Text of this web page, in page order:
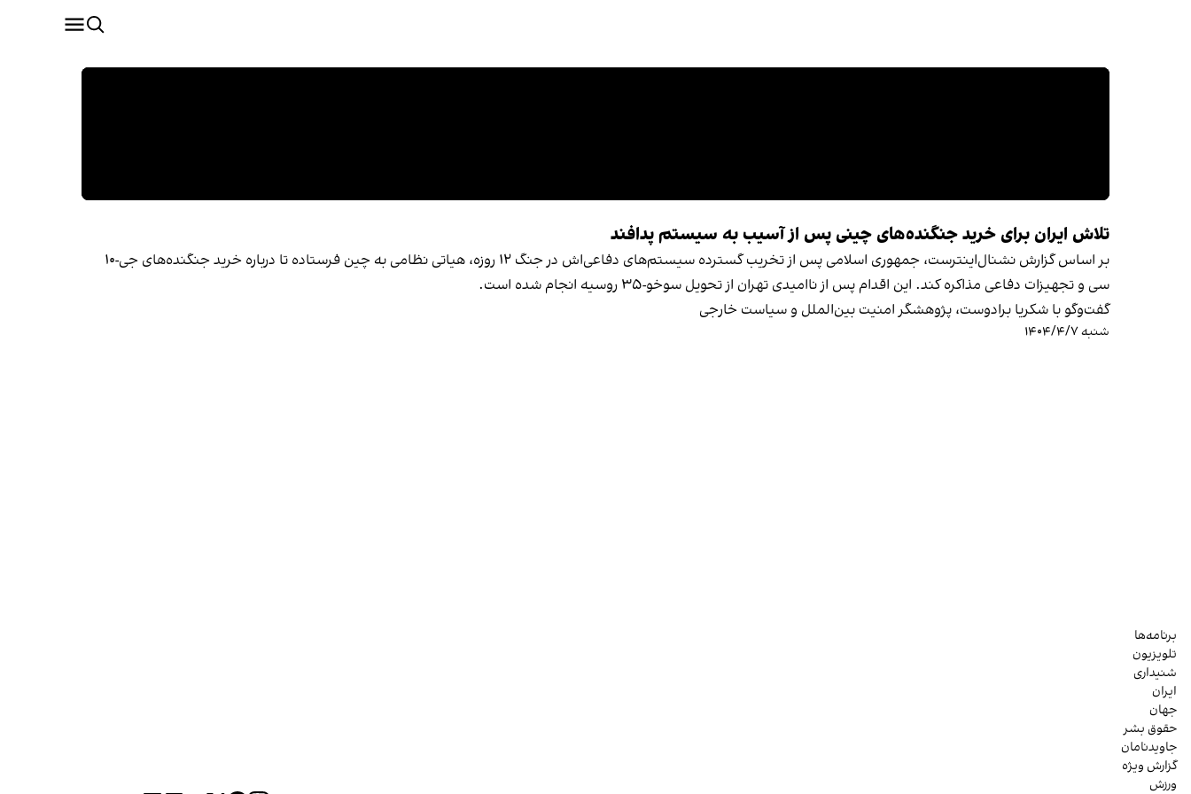
تلاش ایران برای خرید جنگنده‌های چینی پس از آسیب به سیستم پدافند
بر اساس گزارش نشنال‌اینترست، جمهوری اسلامی پس از تخریب گسترده سیستم‌های دفاعی‌اش در جنگ ۱۲ روزه، هیاتی نظامی به چین فرستاده تا درباره خرید جنگنده‌های جی-۱۰
سی و تجهیزات دفاعی مذاکره کند. این اقدام پس از ناامیدی تهران از تحویل سوخو-۳۵ روسیه انجام شده است.
گفت‌وگو با شکریا برادوست، پژوهشگر امنیت بین‌الملل و سیاست خارجی
شنبه ۱۴۰۴/۴/۷
برنامه‌ها
تلویزیون
شنیداری
ایران
جهان
حقوق بشر
جاویدنامان
گزارش ویژه
ورزش